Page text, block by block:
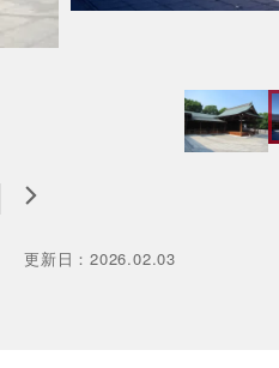
更新日 ：2026.02.03